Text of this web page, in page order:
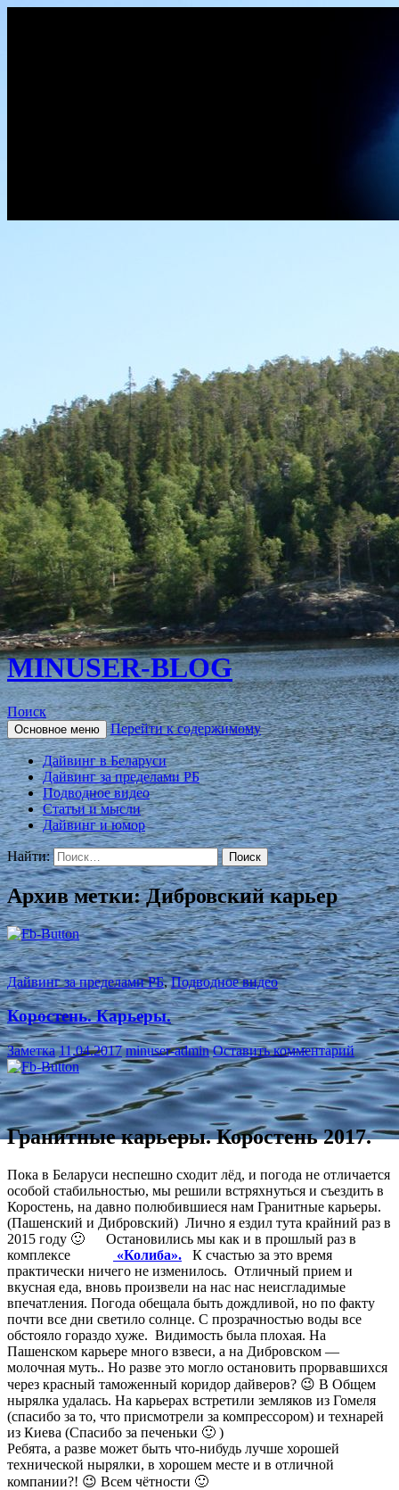
MINUSER-BLOG
Поиск
Основное меню Перейти к содержимому
Дайвинг в Беларуси
Дайвинг за пределами РБ
Подводное видео
Статьи и мысли
Дайвинг и юмор
Найти:
Архив метки: Дибровский карьер
Дайвинг за пределами РБ,Подводное видео
Коростень. Карьеры.
Заметка 11.04.2017 minuser-admin Оставить комментарий
Гранитные карьеры. Коростень 2017.
Пока в Беларуси неспешно сходит лёд, и погода не отличается
особой стабильностью, мы решили встряхнуться и съездить в
Коростень, на давно полюбившиеся нам Гранитные карьеры.
(Пашенский и Дибровский) Лично я ездил тута крайний раз в
2015 году 🙂 Остановились мы как и в прошлый раз в
комплексе
«Колиба». К счастью за это время
практически ничего не изменилось. Отличный прием и
вкусная еда, вновь произвели на нас нас неисгладимые
впечатления. Погода обещала быть дождливой, но по факту
почти все дни светило солнце. С прозрачностью воды все
обстояло гораздо хуже. Видимость была плохая. На
Пашенском карьере много взвеси, а на Дибровском —
молочная муть.. Но разве это могло остановить прорвавшихся
через красный таможенный коридор дайверов? 😉 В Общем
нырялка удалась. На карьерах встретили земляков из Гомеля
(спасибо за то, что присмотрели за компрессором) и технарей
из Киева (Спасибо за печеньки 🙂 )
Ребята, а разве может быть что-нибудь лучше хорошей
технической нырялки, в хорошем месте и в отличной
компании?! 😉 Всем чётности 🙂